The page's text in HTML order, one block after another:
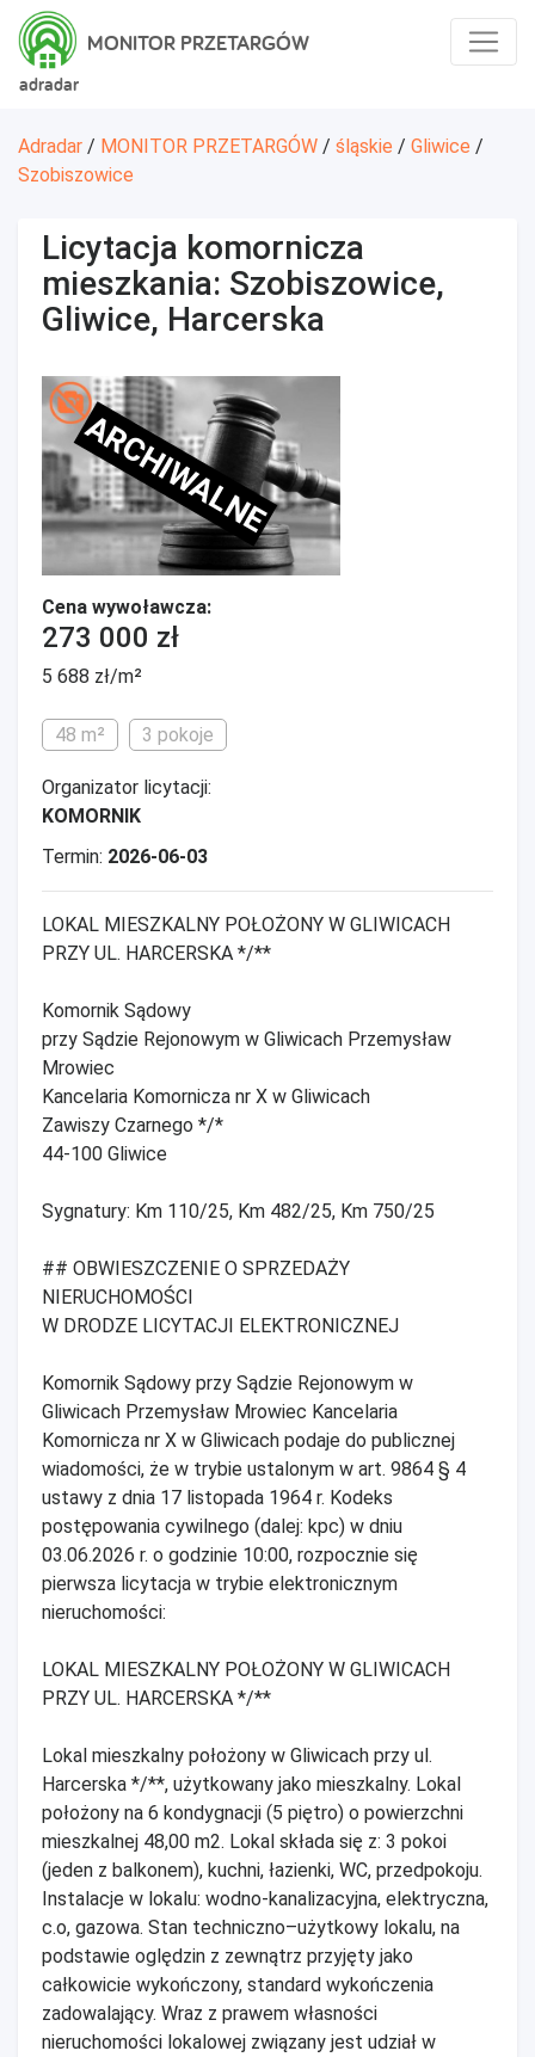
adradar
MONITOR PRZETARGÓW
Adradar / MONITOR PRZETARGÓW / śląskie / Gliwice /
Szobiszowice
Licytacja komornicza
mieszkania: Szobiszowice,
Gliwice, Harcerska
ARCHIWALNE
Cena wywoławcza:
273 000 zł
5 688 zł/m²
48 m² 3 pokoje
Organizator licytacji:
KOMORNIK
Termin: 2026-06-03
LOKAL MIESZKALNY POŁOŻONY W GLIWICACH
PRZY UL. HARCERSKA */**
Komornik Sądowy
przy Sądzie Rejonowym w Gliwicach Przemysław
Mrowiec
Kancelaria Komornicza nr X w Gliwicach
Zawiszy Czarnego */*
44-100 Gliwice
Sygnatury: Km 110/25, Km 482/25, Km 750/25
## OBWIESZCZENIE O SPRZEDAŻY
NIERUCHOMOŚCI
W DRODZE LICYTACJI ELEKTRONICZNEJ
Komornik Sądowy przy Sądzie Rejonowym w
Gliwicach Przemysław Mrowiec Kancelaria
Komornicza nr X w Gliwicach podaje do publicznej
wiadomości, że w trybie ustalonym w art. 9864 § 4
ustawy z dnia 17 listopada 1964 r. Kodeks
postępowania cywilnego (dalej: kpc) w dniu
03.06.2026 r. o godzinie 10:00, rozpocznie się
pierwsza licytacja w trybie elektronicznym
nieruchomości:
LOKAL MIESZKALNY POŁOŻONY W GLIWICACH
PRZY UL. HARCERSKA */**
Lokal mieszkalny położony w Gliwicach przy ul.
Harcerska */**, użytkowany jako mieszkalny. Lokal
położony na 6 kondygnacji (5 piętro) o powierzchni
mieszkalnej 48,00 m2. Lokal składa się z: 3 pokoi
(jeden z balkonem), kuchni, łazienki, WC, przedpokoju.
Instalacje w lokalu: wodno-kanalizacyjna, elektryczna,
c.o, gazowa. Stan techniczno–użytkowy lokalu, na
podstawie oględzin z zewnątrz przyjęty jako
całkowicie wykończony, standard wykończenia
zadowalający. Wraz z prawem własności
nieruchomości lokalowej związany jest udział w